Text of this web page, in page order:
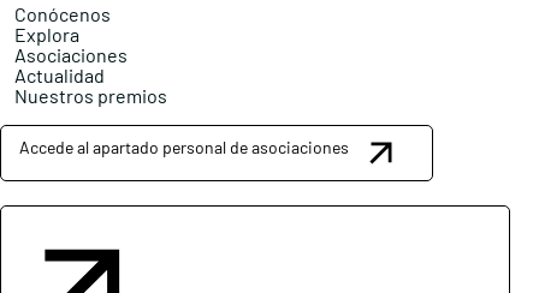
Conócenos
Explora
Asociaciones
Actualidad
Nuestros premios
Accede al apartado personal de asociaciones